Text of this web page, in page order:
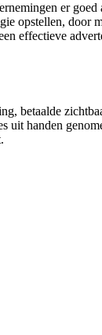
er goed
opstellen, door
effectieve
betaalde
handen